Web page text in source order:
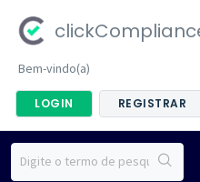
Bem-vindo(a)
LOGIN REGISTRAR